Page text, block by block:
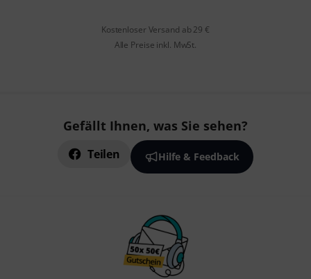
Kostenloser Versand ab 29 €
Alle Preise inkl. MwSt.
Gefällt Ihnen, was Sie sehen?
Teilen Hilfe & Feedback